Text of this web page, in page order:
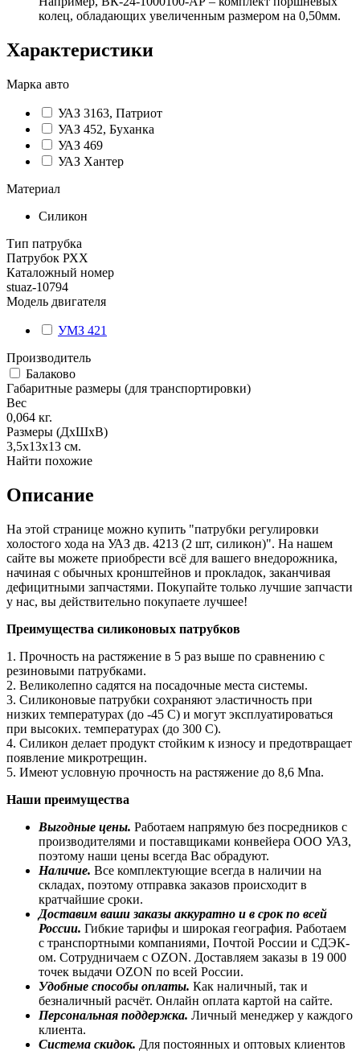
колец, обладающих увеличенным размером на 0,50мм.
Характеристики
Марка авто
УАЗ 3163, Патриот
УАЗ 452, Буханка
УАЗ 469
УАЗ Хантер
Материал
Силикон
Тип патрубка
Патрубок РХХ
Каталожный номер
stuaz-10794
Модель двигателя
УМЗ 421
Производитель
Балаково
Габаритные размеры (для транспортировки)
Вес
0,064 кг.
Размеры (ДхШхВ)
3,5х13х13 см.
Найти похожие
Описание
На этой странице можно купить "патрубки регулировки
холостого хода на УАЗ дв. 4213 (2 шт, силикон)". На нашем
сайте вы можете приобрести всё для вашего внедорожника,
начиная с обычных кронштейнов и прокладок, заканчивая
дефицитными запчастями. Покупайте только лучшие запчасти
у нас, вы действительно покупаете лучшее!
Преимущества силиконовых патрубков
1. Прочность на растяжение в 5 раз выше по сравнению с
резиновыми патрубками.
2. Великолепно садятся на посадочные места системы.
3. Силиконовые патрубки сохраняют эластичность при
низких температурах (до -45 С) и могут эксплуатироваться
при высоких. температурах (до 300 С).
4. Силикон делает продукт стойким к износу и предотвращает
появление микротрещин.
5. Имеют условную прочность на растяжение до 8,6 Mna.
Наши преимущества
Выгодные цены. Работаем напрямую без посредников с
производителями и поставщиками конвейера ООО УАЗ,
поэтому наши цены всегда Вас обрадуют.
Наличие. Все комплектующие всегда в наличии на
складах, поэтому отправка заказов происходит в
кратчайшие сроки.
Доставим ваши заказы аккуратно и в срок по всей
России. Гибкие тарифы и широкая география. Работаем
с транспортными компаниями, Почтой России и СДЭК-
ом. Сотрудничаем с OZON. Доставляем заказы в 19 000
точек выдачи OZON по всей России.
Удобные способы оплаты. Как наличный, так и
безналичный расчёт. Онлайн оплата картой на сайте.
Персональная поддержка. Личный менеджер у каждого
клиента.
Система скидок. Для постоянных и оптовых клиентов